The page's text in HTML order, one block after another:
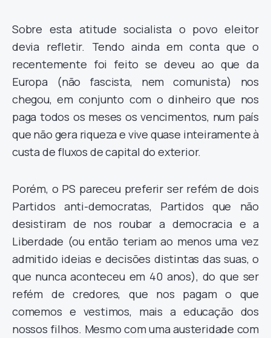
Sobre esta atitude socialista o povo eleitor
devia refletir. Tendo ainda em conta que o
recentemente foi feito se deveu ao que da
Europa (não fascista, nem comunista) nos
chegou, em conjunto com o dinheiro que nos
paga todos os meses os vencimentos, num país
que não gera riqueza e vive quase inteiramente à
custa de fluxos de capital do exterior.
Porém, o PS pareceu preferir ser refém de dois
Partidos anti-democratas, Partidos que não
desistiram de nos roubar a democracia e a
Liberdade (ou então teriam ao menos uma vez
admitido ideias e decisões distintas das suas, o
que nunca aconteceu em 40 anos), do que ser
refém de credores, que nos pagam o que
comemos e vestimos, mais a educação dos
nossos filhos. Mesmo com uma austeridade com